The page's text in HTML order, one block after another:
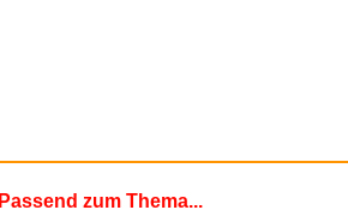
Passend zum Thema...